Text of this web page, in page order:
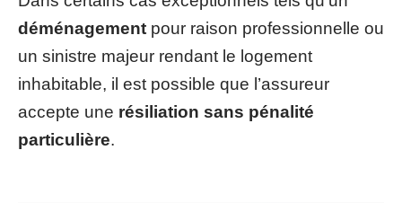
déménagement pour raison professionnelle ou
un sinistre majeur rendant le logement
inhabitable, il est possible que l’assureur
accepte une résiliation sans pénalité
particulière.